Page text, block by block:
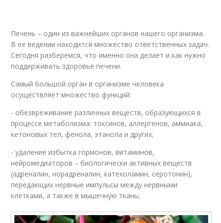
Печень – один из важнейших органов нашего организма.
В ее ведении находится множество ответственных задач.
Сегодня разберемся, что именно она делает и как нужно
поддерживать здоровье печени.
Самый большой орган в организме человека
осуществляет множество функций:
- обезвреживание различных веществ, образующихся в
процессе метаболизма: токсинов, аллергенов, аммиака,
кетоновых тел, фенола, этанола и других;
- удаление избытка гормонов, витаминов,
нейромедиаторов – биологически активных веществ
(адреналин, норадреналин, катехоламин, серотонин),
передающих нервные импульсы между нервными
клетками, а также в мышечную ткань;